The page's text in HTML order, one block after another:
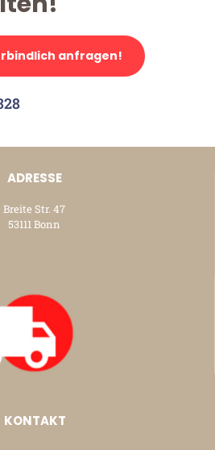
anfragen!
ADRESSE
Breite Str. 47
53111 Bonn
KONTAKT